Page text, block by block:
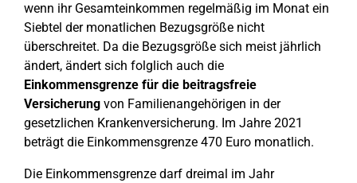
wenn ihr Gesamteinkommen regelmäßig im Monat ein
Siebtel der monatlichen Bezugsgröße nicht
überschreitet. Da die Bezugsgröße sich meist jährlich
ändert, ändert sich folglich auch die
Einkommensgrenze für die beitragsfreie
Versicherung von Familienangehörigen in der
gesetzlichen Krankenversicherung. Im Jahre 2021
beträgt die Einkommensgrenze 470 Euro monatlich.
Die Einkommensgrenze darf dreimal im Jahr